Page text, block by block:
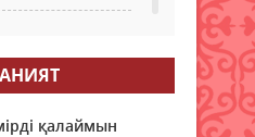
бойы көмірден
қалаймын